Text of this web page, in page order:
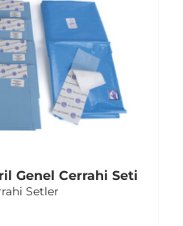
Genel Cerrahi Seti
Setler